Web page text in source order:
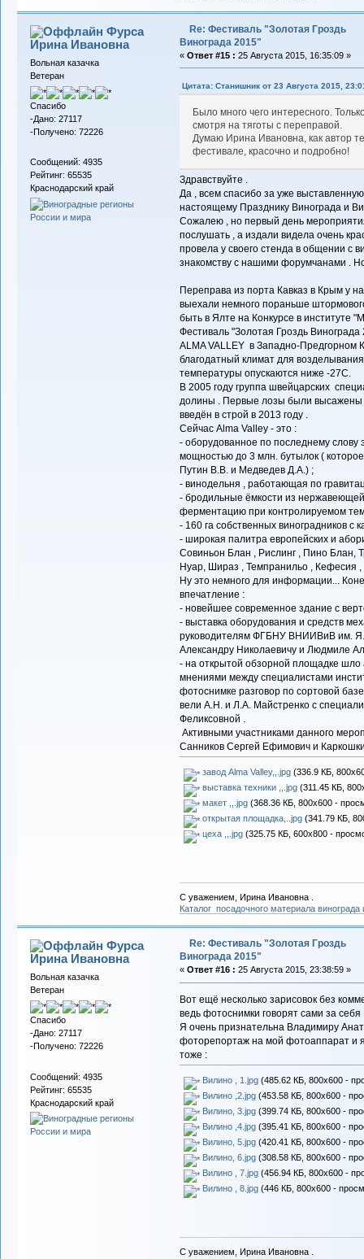
Фурса
Ирина Ивановна
Вольная казачка
Ветеран
Спасибо
-Дано: 27117
-Получено: 72226
Сообщений: 4935
Рейтинг: 65535
Краснодарский край
Re: Фестиваль "Золотая Гроздь
Винограда 2015"
« Ответ #15 : 25 Августа 2015, 16:35:09 »
Цитата: Станишник от 23 Августа 2015,
Было много чего интересного.
смотря на тяготы с переправой.
Думаю Ирина Ивановна, как автор
фестивале, красочно и подробно!
Здравствуйте .
Да , всем спасибо за уже
настоящему Празднику Винограда и
Сожалею , но первый день
послушать , а издали видела очень
провела у своего стенда в общении с
знакомству с нашими форумчанами .
Переправа из порта Кавказ в Крым у
выехали немного пораньше
быть в Ялте на Конкурсе в институте
Фестиваль "Золотая Гроздь
ALMA VALLEY в Западно-Предгорном
благодатный климат для
температуры опускаются ниже -27С.
В 2005 году группа швейцарских
долины . Первые лозы были высажены
введён в строй в 2013 году .
Сейчас Alma Valley - это :
- оборудованное по последнему слову
мощностью до 3 млн. бутылок (
Путин В.В. и Медведев Д.А.) ;
- винодельня , работающая по
- бродильные ёмкости из
ферментацию при контролируемом
- 160 га собственных виноградников
- широкая палитра европейских и
Совиньон Блан , Рислинг , Пино Блан,
Нуар, Шираз , Темпранильо , Кефесия
Ну это немного для информации...
впечатление :
- новейшее современное здание с
- выставка оборудования и средств
руководителям ФГБНУ ВНИИВиВ им.
Александру Николаевичу и Людмиле
- на открытой обзорной площадке шло
мнениями между специалистами
фотоснимке разговор по сортовой
вели А.Н. и Л.А. Майстренко с
Феликсовной .
Активными участниками данного
Санников Сергей Ефимович и
завод Alma Valley,,.jpg(336.9 КБ,
выставка техники ,,.jpg(311.45 КБ,
макет ,,.jpg(368.36 КБ, 800x600 -
открытая площадка,..jpg(341.79 КБ,
цеха ,,.jpg(325.75 КБ, 600x800 -
С уважением, Ирина Ивановна .
Каталог посадочного материала
Фурса
Ирина Ивановна
Вольная казачка
Ветеран
Спасибо
-Дано: 27117
-Получено: 72226
Сообщений: 4935
Рейтинг: 65535
Краснодарский край
Re: Фестиваль "Золотая Гроздь
Винограда 2015"
« Ответ #16 : 25 Августа 2015, 23:38:59 »
Вот ещё несколько зарисовок без
ведь фотоснимки говорят сами за себя
Я очень признательна Владимиру
фоторепортаж на мой фотоаппарат и
тоже :
Вилино , 1.jpg(485.62 КБ, 800x600 -
Вилино ,2.jpg(453.58 КБ, 800x600 -
Вилино, 3.jpg(399.74 КБ, 800x600 -
Вилино ,4.jpg(395.41 КБ, 800x600 -
Вилино, 5.jpg(420.41 КБ, 800x600 -
Вилино, 6.jpg(308.58 КБ, 800x600 -
Вилино , 7.jpg(456.94 КБ, 800x600 -
Вилино , 8.jpg(446 КБ, 800x600 -
С уважением, Ирина Ивановна .